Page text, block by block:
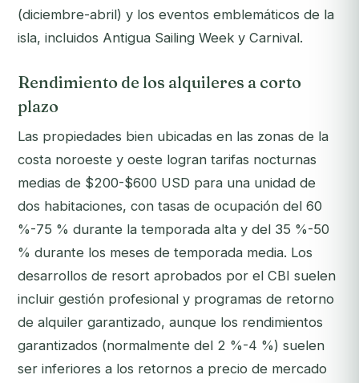
(diciembre-abril) y los eventos emblemáticos de la
isla, incluidos Antigua Sailing Week y Carnival.
Rendimiento de los alquileres a corto
plazo
Las propiedades bien ubicadas en las zonas de la
costa noroeste y oeste logran tarifas nocturnas
medias de $200-$600 USD para una unidad de
dos habitaciones, con tasas de ocupación del 60
%-75 % durante la temporada alta y del 35 %-50
% durante los meses de temporada media. Los
desarrollos de resort aprobados por el CBI suelen
incluir gestión profesional y programas de retorno
de alquiler garantizado, aunque los rendimientos
garantizados (normalmente del 2 %-4 %) suelen
ser inferiores a los retornos a precio de mercado